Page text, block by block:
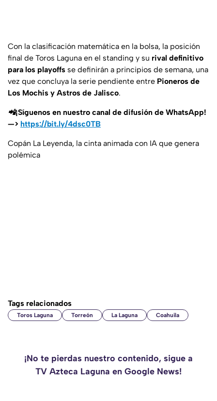
Con la clasificación matemática en la bolsa, la posición
final de Toros Laguna en el standing y su rival definitivo
para los playoffs se definirán a principios de semana, una
vez que concluya la serie pendiente entre Pioneros de
Los Mochis y Astros de Jalisco.
📲¡Síguenos en nuestro canal de difusión de WhatsApp!
—> https://bit.ly/4dsc0TB
Copán La Leyenda, la cinta animada con IA que genera
polémica
Tags relacionados
Toros Laguna Torreón La Laguna Coahuila
¡No te pierdas nuestro contenido, sigue a
TV Azteca Laguna en Google News!